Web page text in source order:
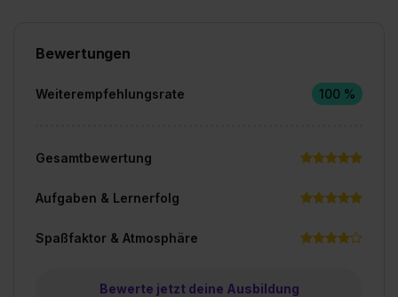
Bewertungen
Weiterempfehlungsrate 100 %
Gesamtbewertung
Aufgaben & Lernerfolg
Spaßfaktor & Atmosphäre
Bewerte jetzt deine Ausbildung